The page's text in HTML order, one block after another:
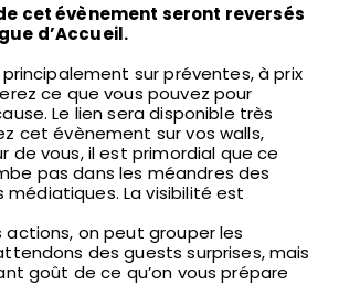
cet évènement seront reversés
d’Accueil.
principalement sur préventes, à prix
ce que vous pouvez pour
Le lien sera disponible très
cet évènement sur vos walls,
de vous, il est primordial que ce
pas dans les méandres des
La visibilité est
actions, on peut grouper les
des guests surprises, mais
goût de ce qu’on vous prépare